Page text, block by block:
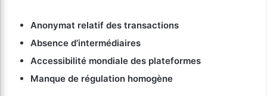
Anonymat relatif des transactions
Absence d’intermédiaires
Accessibilité mondiale des plateformes
Manque de régulation homogène